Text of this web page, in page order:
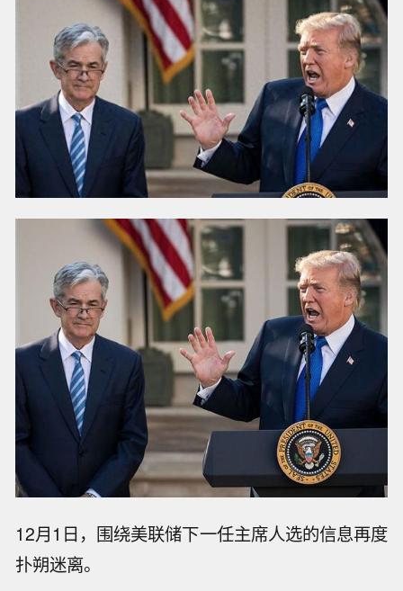
12月1日，围绕美联储下一任主席人选的信息再度
扑朔迷离。